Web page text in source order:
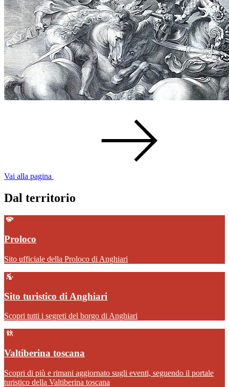
Vai alla pagina
Dal territorio
Proloco
Sito ufficiale della Proloco di Anghiari
Sito turistico di Anghiari
Scopri tutti i segreti del borgo di Anghiari
Valtiberina toscana
Scopri di più e rimani aggiornato sugli eventi, seguendo il portale
turistico della Valtiberina toscana